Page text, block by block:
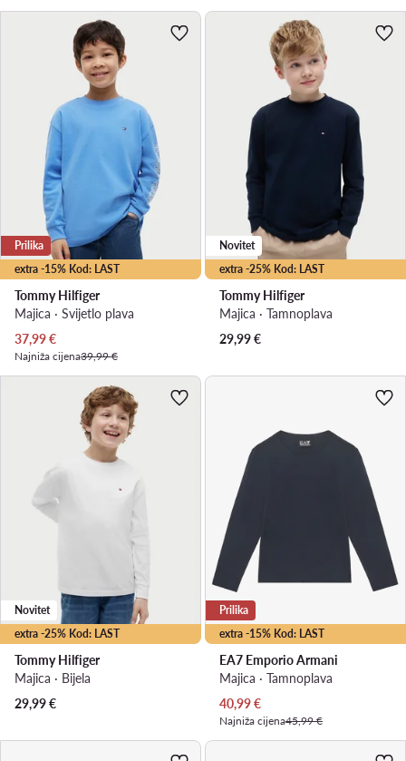
extra -15% Kod: LAST
Prilika
Tommy Hilfiger
Majica · Svijetlo plava
Trenutna cijena
37,99€
Najniža cijena39,99 €
extra -25% Kod: LAST
Novitet
Tommy Hilfiger
Majica · Tamnoplava
29,99€
extra -25% Kod: LAST
Novitet
Tommy Hilfiger
Majica · Bijela
29,99€
extra -15% Kod: LAST
Prilika
EA7 Emporio Armani
Majica · Tamnoplava
Trenutna cijena
40,99€
Najniža cijena45,99 €